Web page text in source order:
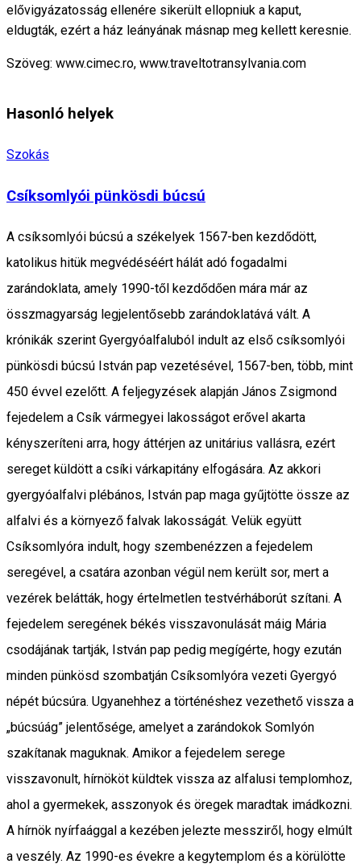
elővigyázatosság ellenére sikerült ellopniuk a kaput,
eldugták, ezért a ház leányának másnap meg kellett keresnie.
Szöveg: www.cimec.ro, www.traveltotransylvania.com
Hasonló helyek
Szokás
Csíksomlyói pünkösdi búcsú
A csíksomlyói búcsú a székelyek 1567-ben kezdődött,
katolikus hitük megvédéséért hálát adó fogadalmi
zarándoklata, amely 1990-től kezdődően mára már az
összmagyarság legjelentősebb zarándoklatává vált. A
krónikák szerint Gyergyóalfaluból indult az első csíksomlyói
pünkösdi búcsú István pap vezetésével, 1567-ben, több, mint
450 évvel ezelőtt. A feljegyzések alapján János Zsigmond
fejedelem a Csík vármegyei lakosságot erővel akarta
kényszeríteni arra, hogy áttérjen az unitárius vallásra, ezért
sereget küldött a csíki várkapitány elfogására. Az akkori
gyergyóalfalvi plébános, István pap maga gyűjtötte össze az
alfalvi és a környező falvak lakosságát. Velük együtt
Csíksomlyóra indult, hogy szembenézzen a fejedelem
seregével, a csatára azonban végül nem került sor, mert a
vezérek belátták, hogy értelmetlen testvérháborút szítani. A
fejedelem seregének békés visszavonulását máig Mária
csodájának tartják, István pap pedig megígérte, hogy ezután
minden pünkösd szombatján Csíksomlyóra vezeti Gyergyó
népét búcsúra. Ugyanehhez a történéshez vezethető vissza a
„búcsúág” jelentősége, amelyet a zarándokok Somlyón
szakítanak maguknak. Amikor a fejedelem serege
visszavonult, hírnököt küldtek vissza az alfalusi templomhoz,
ahol a gyermekek, asszonyok és öregek maradtak imádkozni.
A hírnök nyírfaággal a kezében jelezte messziről, hogy elmúlt
a veszély. Az 1990-es évekre a kegytemplom és a körülötte